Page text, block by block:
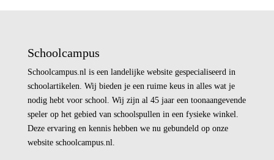
Schoolcampus
Schoolcampus.nl is een landelijke website gespecialiseerd in
schoolartikelen. Wij bieden je een ruime keus in alles wat je
nodig hebt voor school. Wij zijn al 45 jaar een toonaangevende
speler op het gebied van schoolspullen in een fysieke winkel.
Deze ervaring en kennis hebben we nu gebundeld op onze
website schoolcampus.nl.